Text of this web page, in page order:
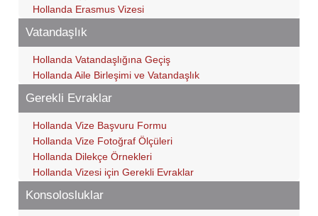
Hollanda Erasmus Vizesi
Vatandaşlık
Hollanda Vatandaşlığına Geçiş
Hollanda Aile Birleşimi ve Vatandaşlık
Gerekli Evraklar
Hollanda Vize Başvuru Formu
Hollanda Vize Fotoğraf Ölçüleri
Hollanda Dilekçe Örnekleri
Hollanda Vizesi için Gerekli Evraklar
Konsolosluklar